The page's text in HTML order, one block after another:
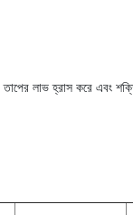
লাভ হ্রাস করে এবং